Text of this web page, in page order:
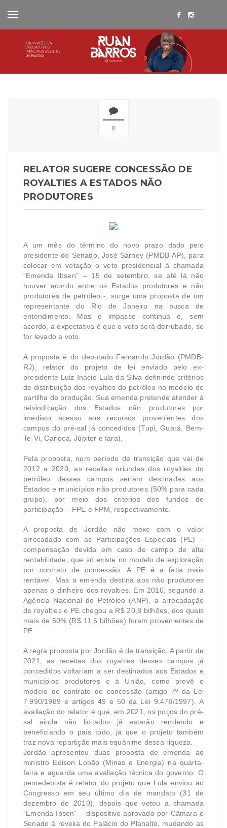
0
RELATOR SUGERE CONCESSÃO DE
ROYALTIES A ESTADOS NÃO
PRODUTORES
A um mês do término do novo prazo dado pelo
presidente do Senado, José Sarney (PMDB-AP), para
colocar em votação o veto presidencial à chamada
“Emenda Ibsen” – 15 de setembro, se até lá não
houver acordo entre os Estados produtores e não
produtores de petróleo -, surge uma proposta de um
representante do Rio de Janeiro na busca de
entendimento. Mas o impasse continua e, sem
acordo, a expectativa é que o veto será derrubado, se
for levado a voto.
A proposta é do deputado Fernando Jordão (PMDB-
RJ), relator do projeto de lei enviado pelo ex-
presidente Luiz Inácio Lula da Silva definindo critérios
de distribuição dos royalties do petróleo no modelo de
partilha de produção. Sua emenda pretende atender à
reivindicação dos Estados não produtores por
imediato acesso aos recursos provenientes dos
campos do pré-sal já concedidos (Tupi, Guará, Bem-
Te-Vi, Carioca, Júpiter e Iara).
Pela proposta, num período de transição que vai de
2012 a 2020, as receitas oriundas dos royalties do
petróleo desses campos seriam destinadas aos
Estados e municípios não produtores (50% para cada
grupo), por meio dos critérios dos fundos de
participação – FPE e FPM, respectivamente.
A proposta de Jordão não mexe com o valor
arrecadado com as Participações Especiais (PE) –
compensação devida em caso de campo de alta
rentabilidade, que só existe no modelo de exploração
por contrato de concessão. A PE é a fatia mais
rentável. Mas a emenda destina aos não produtores
apenas o dinheiro dos royalties. Em 2010, segundo a
Agência Nacional do Petróleo (ANP), a arrecadação
de royalties e PE chegou a R$ 20,8 bilhões, dos quais
mais de 50% (R$ 11,6 bilhões) foram provenientes de
PE.
A regra proposta por Jordão é de transição. A partir de
2021, as receitas dos royalties desses campos já
concedidos voltariam a ser destinados aos Estados e
municípios produtores e à União, como prevê o
modelo do contrato de concessão (artigo 7º da Lei
7.990/1989 e artigos 49 e 50 da Lei 9.478/1997). A
avaliação do relator é que, em 2021, os poços do pré-
sal ainda não licitados já estarão rendendo e
beneficiando o país todo, já que o projeto também
traz nova repartição mais equânime dessa riqueza.
Jordão apresentou duas proposta de emenda ao
ministro Edison Lobão (Minas e Energia) na quarta-
feira e aguarda uma avaliação técnica do governo. O
pemedebista é relator do projeto que Lula enviou ao
Congresso em seu último dia de mandato (31 de
dezembro de 2010), depois que vetou a chamada
“Emenda Ibsen” – dispositivo aprovado por Câmara e
Senado à revelia do Palácio do Planalto, mudando as